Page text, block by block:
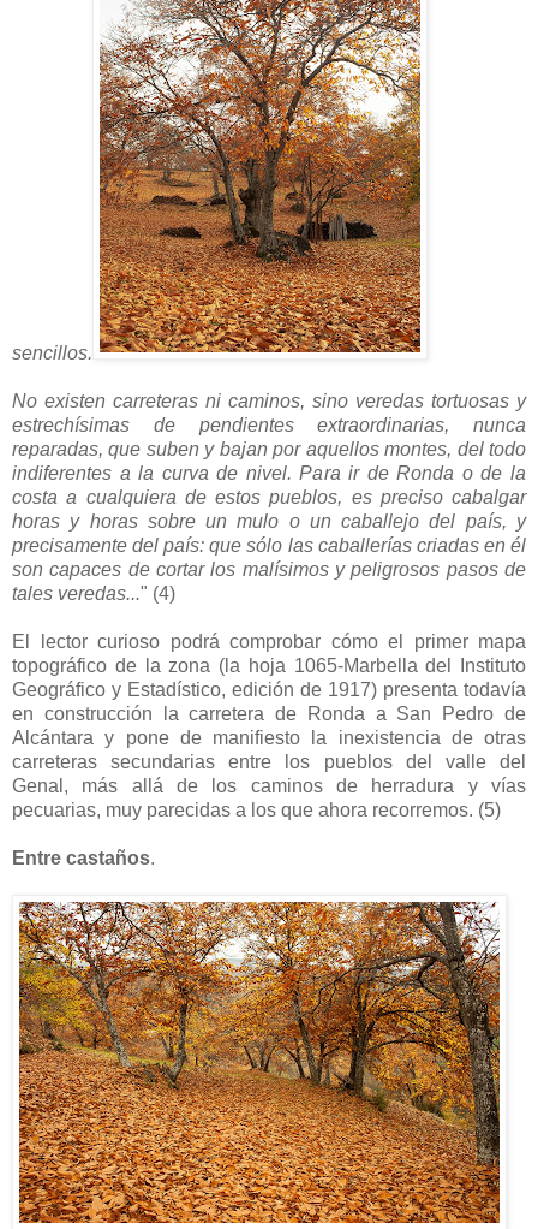
sencillos.
No existen carreteras ni caminos, sino veredas tortuosas y
estrechísimas de pendientes extraordinarias, nunca
reparadas, que suben y bajan por aquellos montes, del todo
indiferentes a la curva de nivel. Para ir de Ronda o de la
costa a cualquiera de estos pueblos, es preciso cabalgar
horas y horas sobre un mulo o un caballejo del país, y
precisamente del país: que sólo las caballerías criadas en él
son capaces de cortar los malísimos y peligrosos pasos de
tales veredas..." (4)
El lector curioso podrá comprobar cómo el primer mapa
topográfico de la zona (la hoja 1065-Marbella del Instituto
Geográfico y Estadístico, edición de 1917) presenta todavía
en construcción la carretera de Ronda a San Pedro de
Alcántara y pone de manifiesto la inexistencia de otras
carreteras secundarias entre los pueblos del valle del
Genal, más allá de los caminos de herradura y vías
pecuarias, muy parecidas a los que ahora recorremos. (5)
Entre castaños.